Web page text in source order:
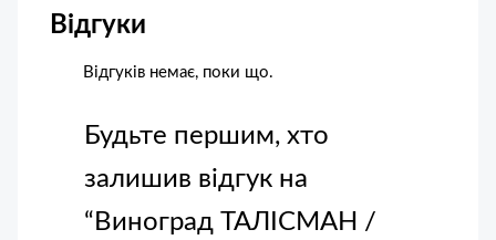
Відгуки
Відгуків немає, поки що.
Будьте першим, хто
залишив відгук на
“Виноград ТАЛІСМАН /